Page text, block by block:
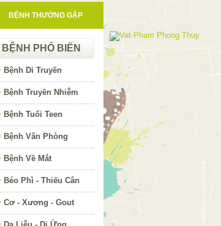
BỆNH THƯỜNG GẶP
BỆNH PHỔ BIẾN
Bệnh Di Truyền
Bệnh Truyền Nhiễm
Bệnh Tuổi Teen
Bệnh Văn Phòng
Bệnh Về Mắt
Béo Phì - Thiếu Cân
Cơ - Xương - Gout